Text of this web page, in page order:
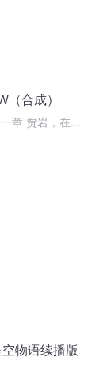
合成）
章 贾岩，在不
物语续播版